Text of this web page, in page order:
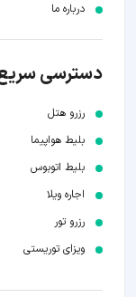
درباره ما
دسترسی
رزرو هتل
بلیط هواپیما
بلیط اتوبوس
اجاره ویلا
رزرو تور
ویزای توریستی